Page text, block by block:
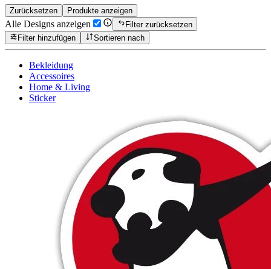
Zurücksetzen Produkte anzeigen
Alle Designs anzeigen
Filter zurücksetzen
Filter hinzufügen
Sortieren nach
Bekleidung
Accessoires
Home & Living
Sticker